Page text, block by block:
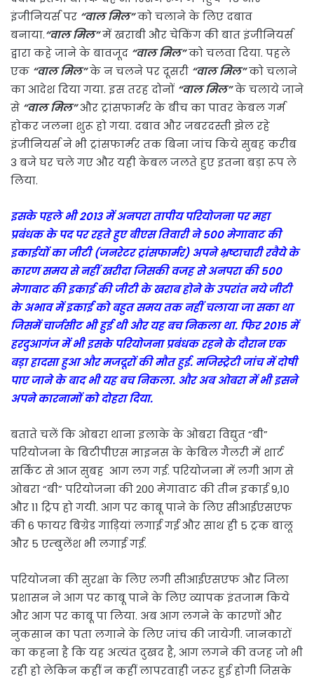
इंजीनियर्स पर “वाल मिल”को चलाने के लिए दबाव
बनाया.“वाल मिल”में खराबी और चेकिंग की बात इंजीनियर्स
द्वारा कहे जाने के बावजूद “वाल मिल”को चलवा दिया. पहले
एक “वाल मिल”के न चलने पर दूसरी “वाल मिल”को चलाने
का आदेश दिया गया. इस तरह दोनों “वाल मिल”के चलाये जाने
से “वाल मिल”और ट्रांसफार्मर के बीच का पावर केबल गर्म
होकर जलना शुरू हो गया. दबाव और जबरदस्ती झेल रहे
इंजीनियर्स ने भी ट्रांसफार्मर तक बिना जांच किये सुबह करीब
3 बजे घर चले गए और यही केबल जलते हुए इतना बड़ा रूप ले
लिया.
इसके पहले भी 2013 में अनपरा तापीय परियोजना पर महा
प्रबंधक के पद पर रहते हुए बीएस तिवारी ने 500 मेगावाट की
इकाईयों का जीटी (जनरेटर ट्रांसफार्मर) अपने भ्रष्टाचारी रवैये के
कारण समय से नहीं खरीदा जिसकी वजह से अनपरा की 500
मेगावाट की इकाई की जीटी के खराब होने के उपरांत नये जीटी
के अभाव में इकाई को बहुत समय तक नहीं चलाया जा सका था
जिसमें चार्जसीट भी हुई थी और यह बच निकला था. फिर 2015 में
हरदुआगंज में भी इसके परियोजना प्रबंधक रहने के दौरान एक
बड़ा हादसा हुआ और मजदूरों की मौत हुई. मजिस्ट्रेटी जांच में दोषी
पाए जाने के बाद भी यह बच निकला. और अब ओबरा में भी इसने
अपने कारनामों को दोहरा दिया.
बताते चलें कि ओबरा थाना इलाके के ओबरा विद्युत “बी”
परियोजना के बिटीपीएस माइनस के केबिल गैलरी में शार्ट
सर्किट से आज सुबह आग लग गई. परियोजना में लगी आग से
ओबरा “बी” परियोजना की 200 मेगावाट की तीन इकाई 9,10
और 11 ट्रिप हो गयी. आग पर काबू पाने के लिए सीआईएसएफ
की 6 फायर बिग्रेड गाड़ियां लगाई गई और साथ ही 5 ट्रक बालू
और 5 एम्बुलेंश भी लगाई गई.
परियोजना की सुरक्षा के लिए लगी सीआईएसएफ और जिला
प्रशासन ने आग पर काबू पाने के लिए व्यापक इंतजाम किये
और आग पर काबू पा लिया. अब आग लगने के कारणों और
नुकसान का पता लगाने के लिए जांच की जायेगी. जानकारों
का कहना है कि यह अत्यंत दुखद है, आग लगने की वजह जो भी
रही हो लेकिन कहीं न कहीं लापरवाही जरूर हुई होगी जिसके